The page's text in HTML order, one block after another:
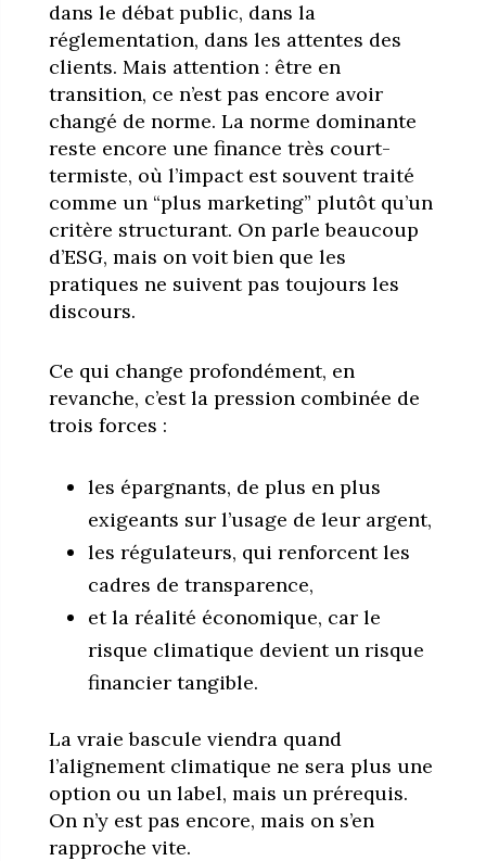
dans le débat public, dans la
réglementation, dans les attentes des
clients. Mais attention : être en
transition, ce n’est pas encore avoir
changé de norme. La norme dominante
reste encore une finance très court-
termiste, où l’impact est souvent traité
comme un “plus marketing” plutôt qu’un
critère structurant. On parle beaucoup
d’ESG, mais on voit bien que les
pratiques ne suivent pas toujours les
discours.
Ce qui change profondément, en
revanche, c’est la pression combinée de
trois forces :
les épargnants, de plus en plus
exigeants sur l’usage de leur argent,
les régulateurs, qui renforcent les
cadres de transparence,
et la réalité économique, car le
risque climatique devient un risque
financier tangible.
La vraie bascule viendra quand
l’alignement climatique ne sera plus une
option ou un label, mais un prérequis.
On n’y est pas encore, mais on s’en
rapproche vite.